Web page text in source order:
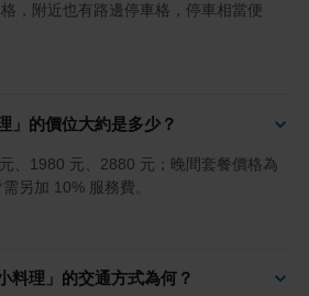
，附近也有路邊停車格，停車相當便
」的價位大約是多少？
、1980 元、2880 元；晚間套餐價格為
另加 10% 服務費。
料理」的交通方式為何？